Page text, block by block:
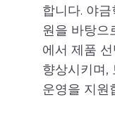
합니다. 야
원을 바탕으
에서 제품
향상시키며,
운영을 지원